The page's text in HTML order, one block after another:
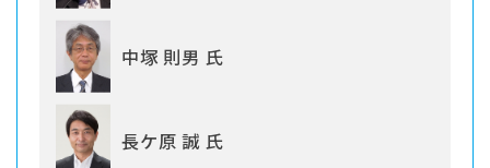
中塚 則男 氏
長ケ原 誠 氏